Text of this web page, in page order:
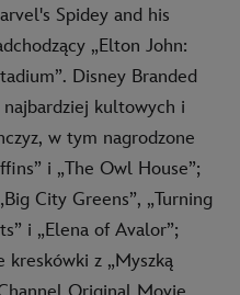
Spidey and his
„Elton John:
Disney Branded
kultowych i
w tym nagrodzone
i „The Owl House”;
City Greens”, „Turning
i „Elena of Avalor”;
kreskówki z „Myszką